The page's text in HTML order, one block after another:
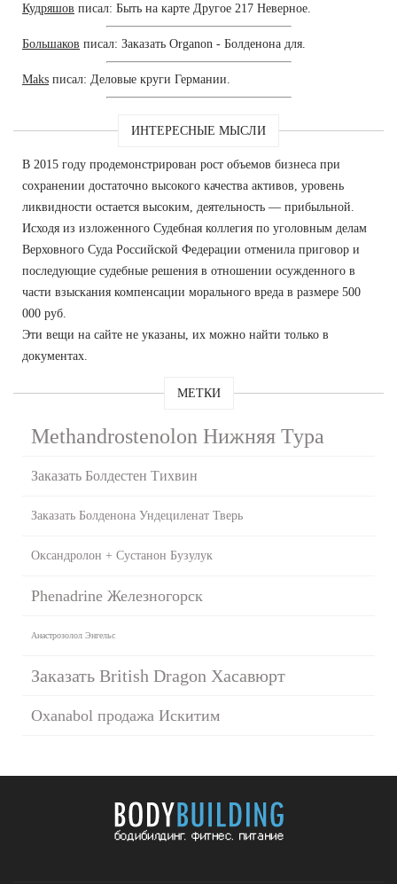
Кудряшов писал: Быть на карте Другое 217 Неверное.
Большаков писал: Заказать Organon - Болденона для.
Maks писал: Деловые круги Германии.
ИНТЕРЕСНЫЕ МЫСЛИ
В 2015 году продемонстрирован рост объемов бизнеса при
сохранении достаточно высокого качества активов, уровень
ликвидности остается высоким, деятельность — прибыльной.
Исходя из изложенного Судебная коллегия по уголовным делам
Верховного Суда Российской Федерации отменила приговор и
последующие судебные решения в отношении осужденного в
части взыскания компенсации морального вреда в размере 500
000 руб.
Эти вещи на сайте не указаны, их можно найти только в
документах.
МЕТКИ
Methandrostenolon Нижняя Тура
Заказать Болдестен Тихвин
Заказать Болденона Ундециленат Тверь
Оксандролон + Сустанон Бузулук
Phenadrine Железногорск
Анастрозолол Энгельс
Заказать British Dragon Хасавюрт
Oxanabol продажа Искитим